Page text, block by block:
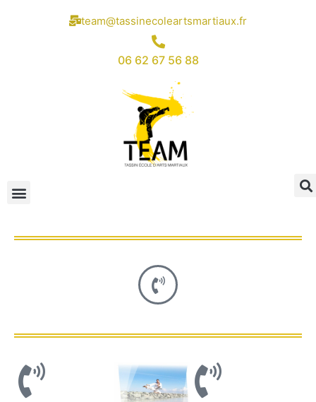
team@tassinecoleartsmartiaux.fr
06 62 67 56 88